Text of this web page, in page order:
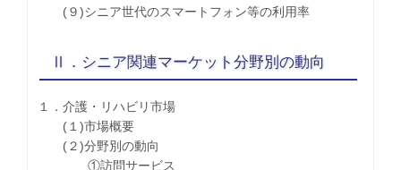
(９)シニア世代のスマートフォン等の利用率
Ⅱ．シニア関連マーケット分野別の動向
１．介護・リハビリ市場
(１)市場概要
(２)分野別の動向
①訪問サービス